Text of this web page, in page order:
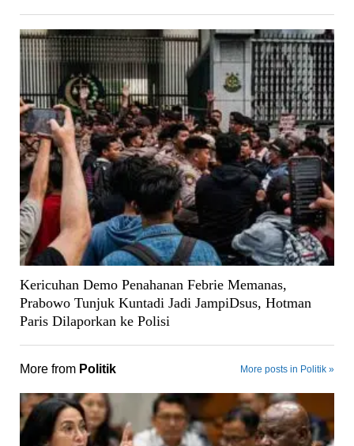
Kericuhan Demo Penahanan Febrie Memanas,
Prabowo Tunjuk Kuntadi Jadi JampiDsus, Hotman
Paris Dilaporkan ke Polisi
More from Politik More posts in Politik »